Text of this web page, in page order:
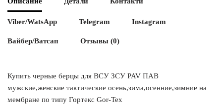
Viber/WatsApp Telegram Instagram
Вайбер/Ватсап Отзывы (0)
Купить черные берцы для ВСУ ЗСУ PAV ПАВ
мужские,женские тактические осень,зима,осенние,зимние на
мембране по типу Гортекс Gor-Tex